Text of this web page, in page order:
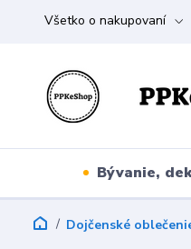
Všetko o nakupovaní
Bývanie,
Dojčenské